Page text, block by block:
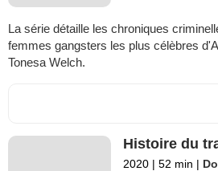
La série détaille les chroniques
femmes gangsters les plus célèbres
Tonesa Welch.
Histoire du
2020 | 52 min |